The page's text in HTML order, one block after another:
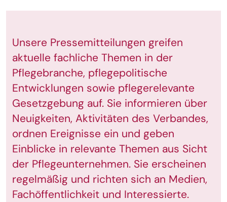
Unsere Pressemitteilungen greifen
aktuelle fachliche Themen in der
Pflegebranche, pflegepolitische
Entwicklungen sowie pflegerelevante
Gesetzgebung auf. Sie informieren über
Neuigkeiten, Aktivitäten des Verbandes,
ordnen Ereignisse ein und geben
Einblicke in relevante Themen aus Sicht
der Pflegeunternehmen. Sie erscheinen
regelmäßig und richten sich an Medien,
Fachöffentlichkeit und Interessierte.